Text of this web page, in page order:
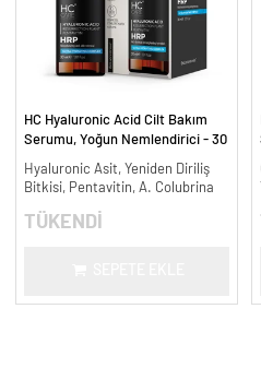
HC Hyaluronic Acid Cilt Bakım
Serumu, Yoğun Nemlendirici - 30
Hyaluronic Asit, Yeniden Diriliş
Bitkisi, Pentavitin, A. Colubrina
TÜKENDİ